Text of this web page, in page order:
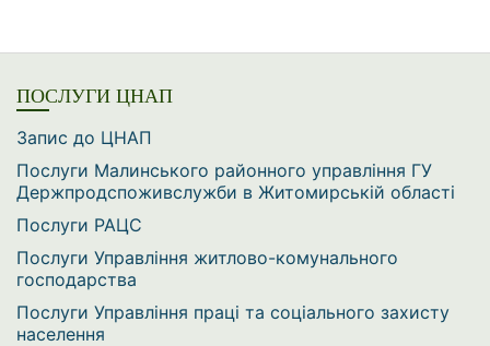
ПОСЛУГИ ЦНАП
Запис до ЦНАП
Послуги Малинського районного управління ГУ
Держпродспоживслужби в Житомирській області
Послуги РАЦС
Послуги Управління житлово-комунального
господарства
Послуги Управління праці та соціального захисту
населення